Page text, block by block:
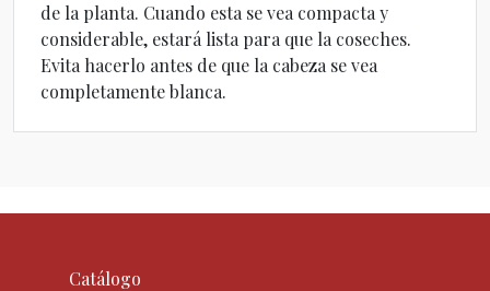
de la planta. Cuando esta se vea compacta y
considerable, estará lista para que la coseches.
Evita hacerlo antes de que la cabeza se vea
completamente blanca.
Catálogo